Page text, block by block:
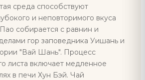
среда способствуют
и неповторимого вкуса
собирается с равнин и
гор заповедника Уишань и
"Вай Шань". Процесс
листа включает медленное
в печи Хун Бэй. Чай